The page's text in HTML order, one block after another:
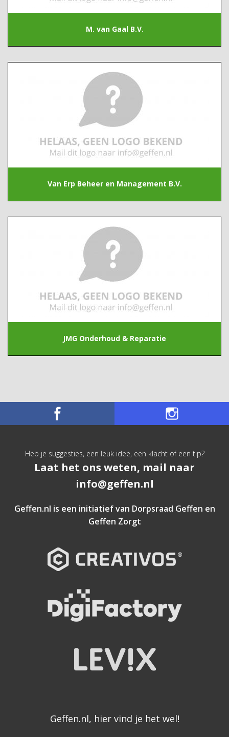
M. van Gaal B.V.
Van Erp Beheer en Management B.V.
JMG Onderhoud & Reparatie
Heb je suggesties, een leuk idee, een klacht of een tip?
Laat het ons weten, mail naar
info@geffen.nl
Geffen.nl is een initiatief van Dorpsraad Geffen en
Geffen Zorgt
Geffen.nl, hier vind je het wel!